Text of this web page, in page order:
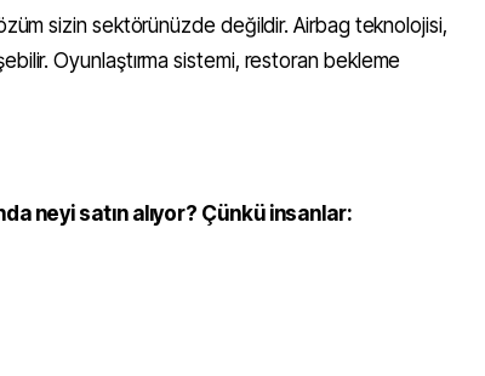
sizin sektörünüzde değildir. Airbag teknolojisi,
Oyunlaştırma sistemi, restoran bekleme
neyi satın alıyor? Çünkü insanlar: